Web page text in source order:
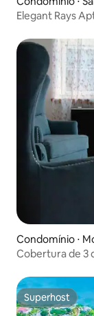
Elegant Rays
Condomínio ⋅
Cobertura de 3
Superhost
Superhost